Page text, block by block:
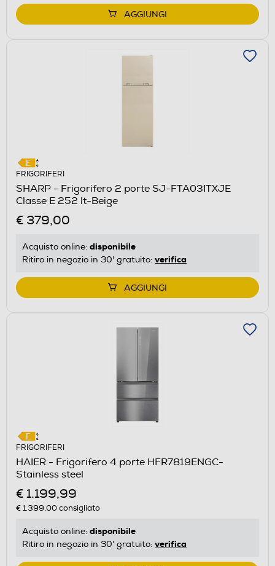
AGGIUNGI
FRIGORIFERI
SHARP - Frigorifero 2 porte SJ-FTA03ITXJE
Classe E 252 lt-Beige
€ 379,00
Acquisto online: disponibile
Ritiro in negozio in 30' gratuito: verifica
AGGIUNGI
FRIGORIFERI
HAIER - Frigorifero 4 porte HFR7819ENGC-
Stainless steel
€ 1.199,99
€ 1.399,00consigliato
Acquisto online: disponibile
Ritiro in negozio in 30' gratuito: verifica